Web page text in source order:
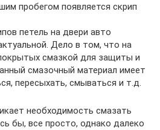
пробегом появляется скрип
петель на двери авто
Дело в том, что на
смазкой для защиты и
смазочный материал имеет
пересыхать, смываться и т.д.
необходимость смазать
бы, все просто, однако далеко